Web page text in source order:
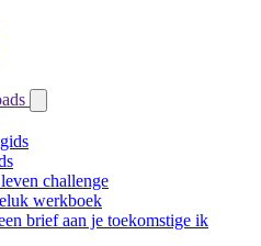
challenge
werkboek
brief aan je toekomstige ik